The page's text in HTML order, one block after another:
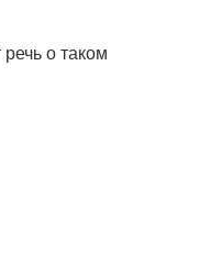
о таком